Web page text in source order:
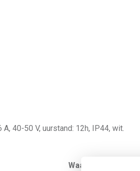
40-50 V, uurstand: 12h, IP44, wit.
Waarde